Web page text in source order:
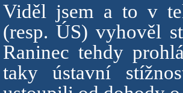
Viděl jsem a to v
(resp. ÚS) vyhověl
Raninec tehdy
taky ústavní